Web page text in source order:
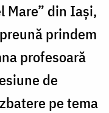
Mare” din Iași,
prindem
profesoară
de
pe tema